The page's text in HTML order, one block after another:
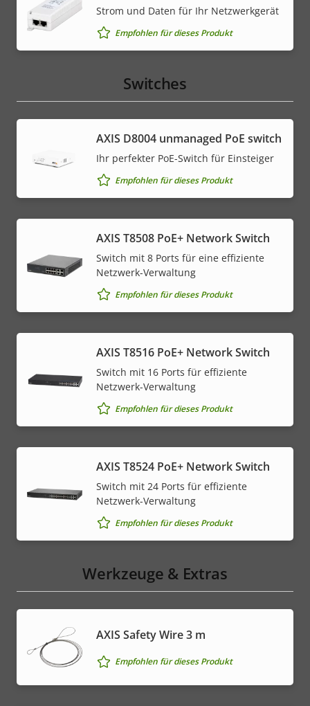
Strom und Daten für Ihr Netzwerkgerät
Empfohlen für dieses Produkt
Switches
AXIS ​D8004 unmanaged PoE switch
Ihr perfekter PoE-Switch für Einsteiger
Empfohlen für dieses Produkt
AXIS T8508 PoE+ Network Switch
Switch mit 8 Ports für eine effiziente
Netzwerk-Verwaltung
Empfohlen für dieses Produkt
AXIS T8516 PoE+ Network Switch
Switch mit 16 Ports für effiziente
Netzwerk-Verwaltung
Empfohlen für dieses Produkt
AXIS T8524 PoE+ Network Switch
Switch mit 24 Ports für effiziente
Netzwerk-Verwaltung
Empfohlen für dieses Produkt
Werkzeuge & Extras
AXIS Safety Wire 3 m
Empfohlen für dieses Produkt